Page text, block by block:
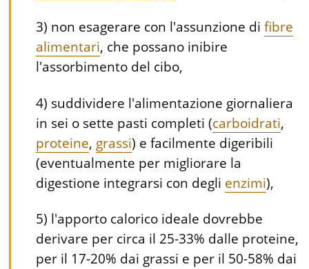
3) non esagerare con l'assunzione difibre
alimentari, che possano inibire
l'assorbimento del cibo,
4) suddividere l'alimentazione giornaliera
in sei o sette pasti completi (carboidrati,
proteine, grassi) e facilmente digeribili
(eventualmente per migliorare la
digestione integrarsi con degli enzimi),
5) l'apporto calorico ideale dovrebbe
derivare per circa il 25-33% dalle proteine,
per il 17-20% dai grassi e per il 50-58% dai